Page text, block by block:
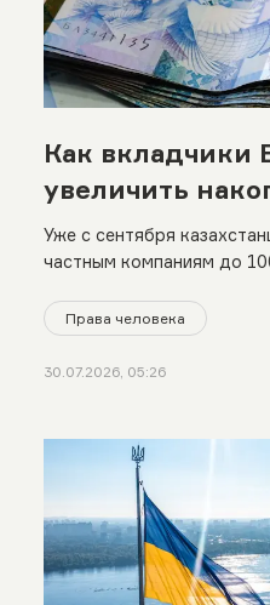
Как вкладчики
увеличить
Уже с сентября
частным компаниям до
Права человека
30.07.2026, 05:26